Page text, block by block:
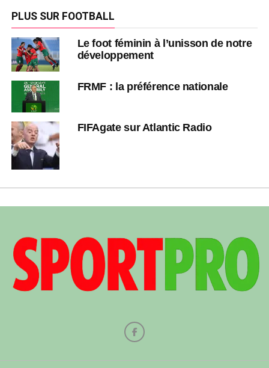
PLUS SUR FOOTBALL
Le foot féminin à l’unisson de notre
développement
FRMF : la préférence nationale
FIFAgate sur Atlantic Radio